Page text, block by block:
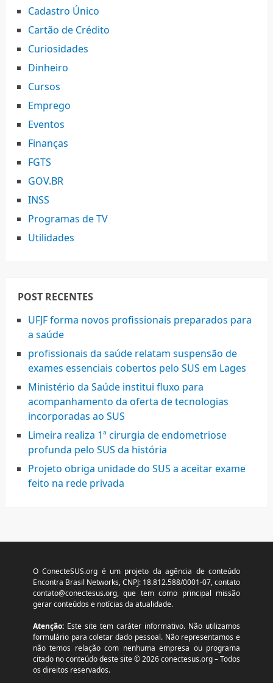
Cadastro Único
Cartão de Crédito
Curiosidades
Dinheiro
Cursos
Emprego
Eventos
Finanças
FGTS
GOV.BR
INSS
Programas de TV
Utilidades
POST RECENTES
UFJF forma novos profissionais preparados para
a saúde
profissionais da saúde relatam suspensão de
exames essenciais cobertos pelo SUS em Lages
Ministério da Saúde institui fluxo para
acompanhamento da oferta de tecnologias
incorporadas ao SUS
Limeira realiza 1ª cirurgia de endometriose
profunda pelo SUS da história
Projeto obriga unidade do SUS a aceitar exame
feito na rede privada
O ConecteSUS.org é um projeto da agência de conteúdo
Encontra Brasil Networks, CNPJ: 18.812.588/0001-07, contato
contato@conectesus.org, que tem como principal missão
gerar conteúdos e notícias da atualidade.
Atenção:Este site tem caráter informativo. Não utilizamos
formulário para coletar dado pessoal. Não representamos e
não temos relação com nenhuma empresa ou programa
citado no conteúdo deste site © 2026 conectesus.org – Todos
os direitos reservados.